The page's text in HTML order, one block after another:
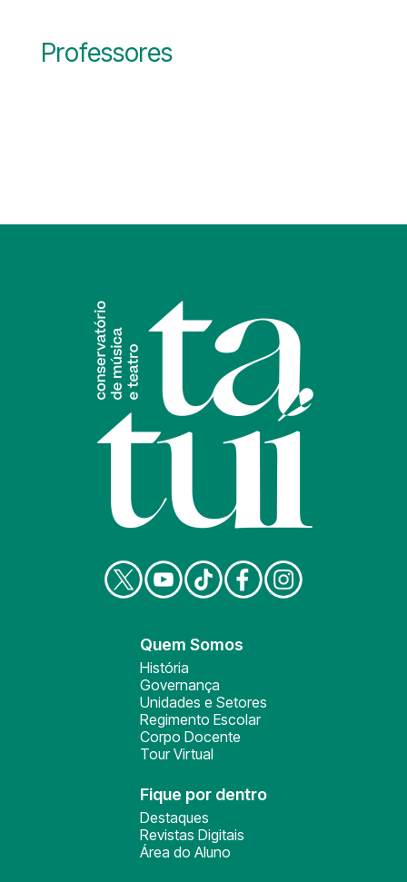
Professores
Quem Somos
História
Governança
Unidades e Setores
Regimento Escolar
Corpo Docente
Tour Virtual
Fique por dentro
Destaques
Revistas Digitais
Área do Aluno